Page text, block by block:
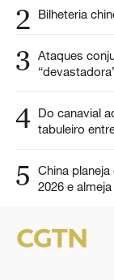
2 Bilheteria
3 Ataques
4 Do canavial
tabuleiro
5
China
2026 e